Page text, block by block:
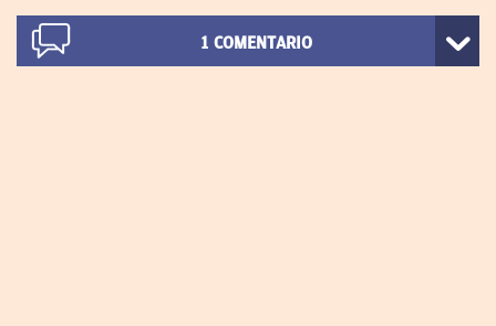
1 COMENTARIO